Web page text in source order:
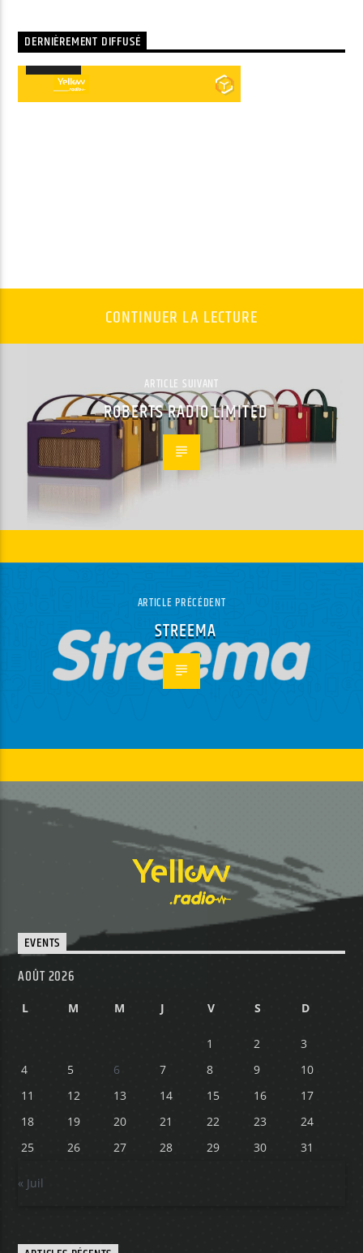
DERNIÈREMENT DIFFUSÉ
Lecteur
audio
CONTINUER LA LECTURE
ARTICLE SUIVANT
ROBERTS RADIO LIMITED
ARTICLE PRÉCÉDENT
STREEMA
EVENTS
AOÛT 2026
L M M J V S D
1 2
3
4
5 6 7 8 9
10
11
12 13 14 15 16
17
18
19 20 21 22 23
24
25
26 27 28 29 30 31
« Juil